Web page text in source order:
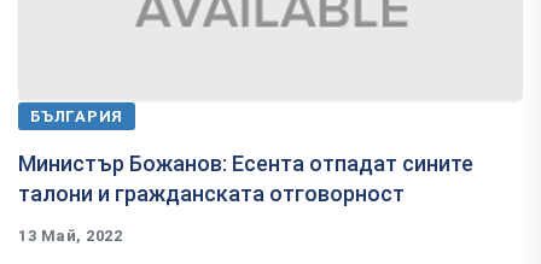
БЪЛГАРИЯ
Министър Божанов: Есента отпадат сините
талони и гражданската отговорност
13 Май, 2022